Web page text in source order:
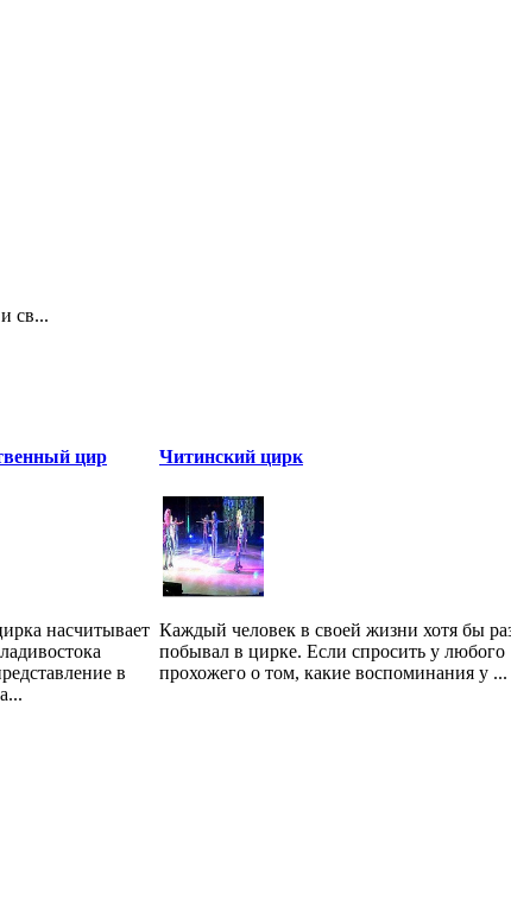
св...
цир
насчитывает
в
Читинский цирк
Каждый человек в своей жизни хотя бы
побывал в цирке. Если спросить у любого
прохожего о том, какие воспоминания у ...